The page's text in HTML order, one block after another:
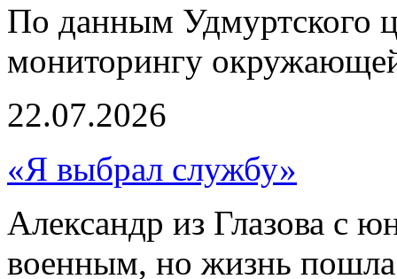
По данным Удмуртского
мониторингу
22.07.2026
«Я выбрал службу»
Александр из Глазова с
военным, но жизнь